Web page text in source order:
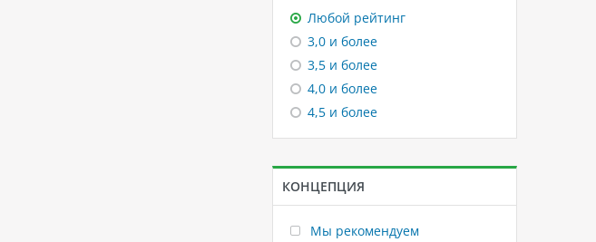
Любой рейтинг
3,0 и более
3,5 и более
4,0 и более
4,5 и более
КОНЦЕПЦИЯ
Мы рекомендуем